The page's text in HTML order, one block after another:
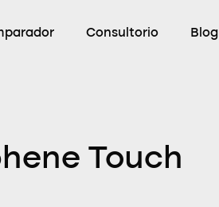
Consultorio Blog
Touch